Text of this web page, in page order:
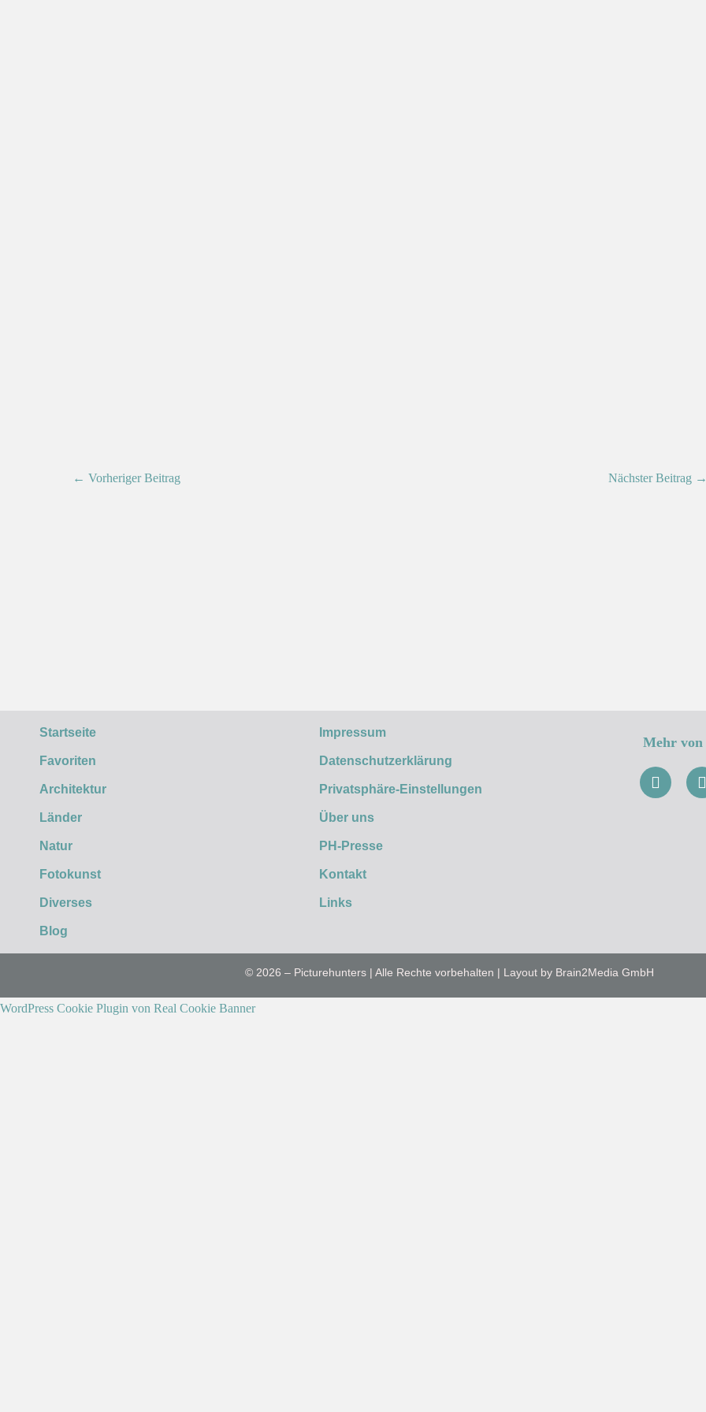
← Vorheriger Beitrag Nächster Beitrag →
Startseite
Favoriten
Architektur
Länder
Natur
Fotokunst
Diverses
Blog
Impressum
Datenschutzerklärung
Privatsphäre-Einstellungen
Über uns
PH-Presse
Kontakt
Links
Mehr von
© 2026 – Picturehunters | Alle Rechte vorbehalten | Layout by Brain2Media GmbH
WordPress Cookie Plugin von Real Cookie Banner